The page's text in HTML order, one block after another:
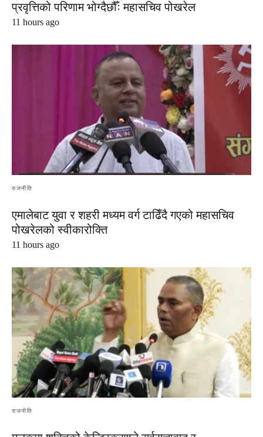
प्रवृत्तिको परिणाम भोग्दैछौँः महासचिव पोखरेल
11 hours ago
राजनीति
एमालेबाट युवा र शहरी मध्यम वर्ग टाढिँदै गएको महासचिव
पोखरेलको स्वीकारोक्ति
11 hours ago
राजनीति